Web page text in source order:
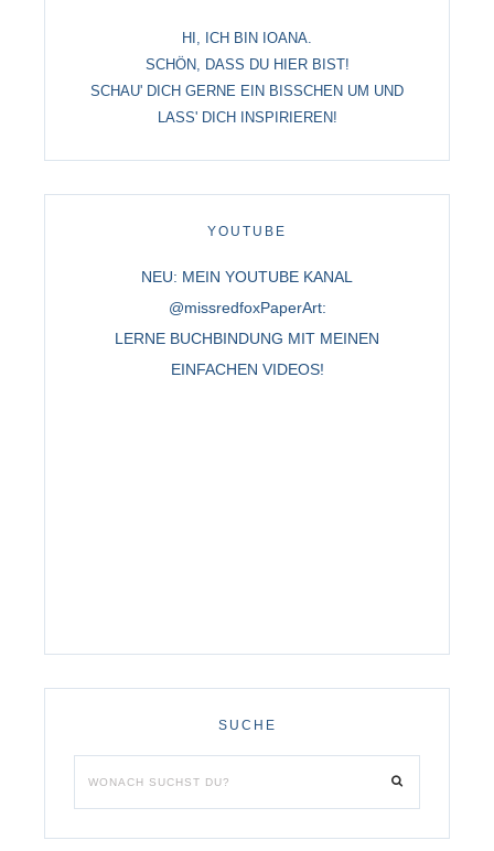
HI, ICH BIN IOANA.
SCHÖN, DASS DU HIER BIST!
SCHAU' DICH GERNE EIN BISSCHEN UM UND
LASS' DICH INSPIRIEREN!
YOUTUBE
NEU: MEIN YOUTUBE KANAL
@missredfoxPaperArt:
LERNE BUCHBINDUNG MIT MEINEN
EINFACHEN VIDEOS!
SUCHE